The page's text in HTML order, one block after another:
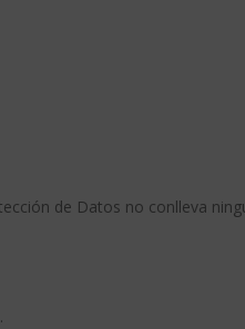
de Datos no conlleva